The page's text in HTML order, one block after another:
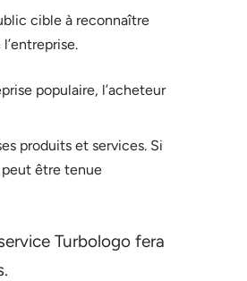
cible à reconnaître
populaire, l’acheteur
produits et services. Si
peut être tenue
Turbologo fera